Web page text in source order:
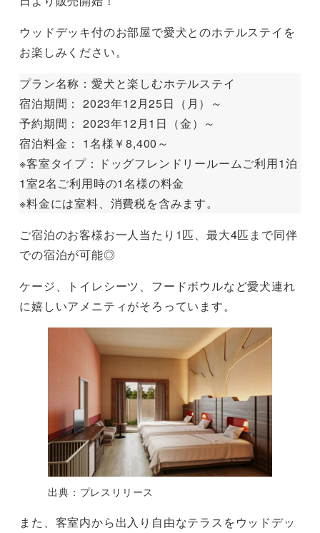
ウッドデッキ付のお部屋で愛犬とのホテルステイを
お楽しみください。
プラン名称：愛犬と楽しむホテルステイ
宿泊期間： 2023年12月25日（月）～
予約期間： 2023年12月1日（金）～
宿泊料金： 1名様￥8,400～
※客室タイプ：ドッグフレンドリールームご利用1泊
1室2名ご利用時の1名様の料金
※料金には室料、消費税を含みます。
ご宿泊のお客様お一人当たり1匹、最大4匹まで同伴
での宿泊が可能◎
ケージ、トイレシーツ、フードボウルなど愛犬連れ
に嬉しいアメニティがそろっています。
出典：プレスリリース
また、客室内から出入り自由なテラスをウッドデッ